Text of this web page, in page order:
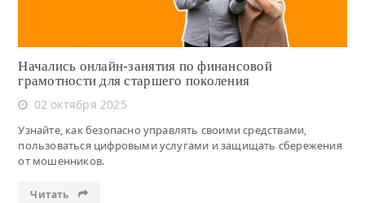
Начались онлайн-занятия по финансовой
грамотности для старшего поколения
02 октября 2025
Узнайте, как безопасно управлять своими средствами,
пользоваться цифровыми услугами и защищать сбережения
от мошенников.
Читать